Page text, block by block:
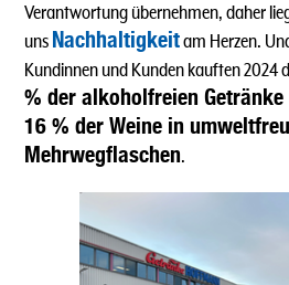
Verantwortung übernehmen, daher
uns Nachhaltigkeitam Herzen.
Kundinnen und Kunden kauften 2024
% der alkoholfreien
16 % der Weine in
Mehrwegflaschen.